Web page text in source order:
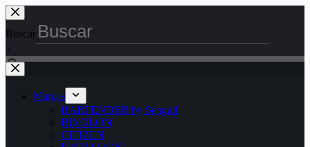
Saltar
al
contenido
Buscar
×
Marcas
BARTENDER by Seagull
BIXOLON
CITIZEN